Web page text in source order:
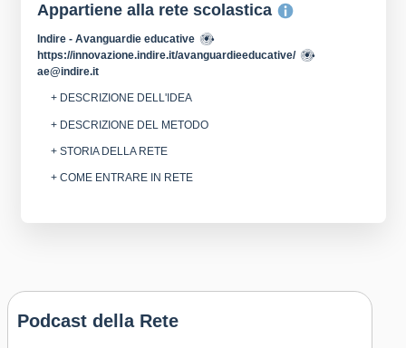
Appartiene alla rete scolastica
Indire - Avanguardie educative
https://innovazione.indire.it/avanguardieeducative/
ae@indire.it
+ DESCRIZIONE DELL'IDEA
+ DESCRIZIONE DEL METODO
+ STORIA DELLA RETE
+ COME ENTRARE IN RETE
Podcast della Rete